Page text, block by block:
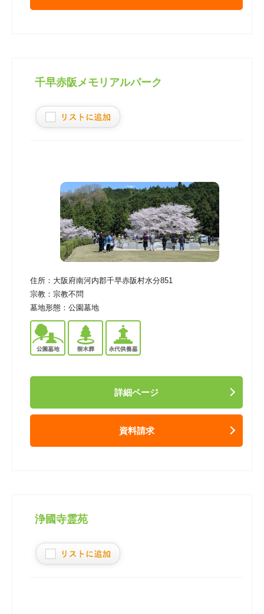
千早赤阪メモリアルパーク
住所： 大阪府南河内郡千早赤阪村水分851
宗教： 宗教不問
墓地形態： 公園墓地
詳細ページ
資料請求
浄國寺霊苑